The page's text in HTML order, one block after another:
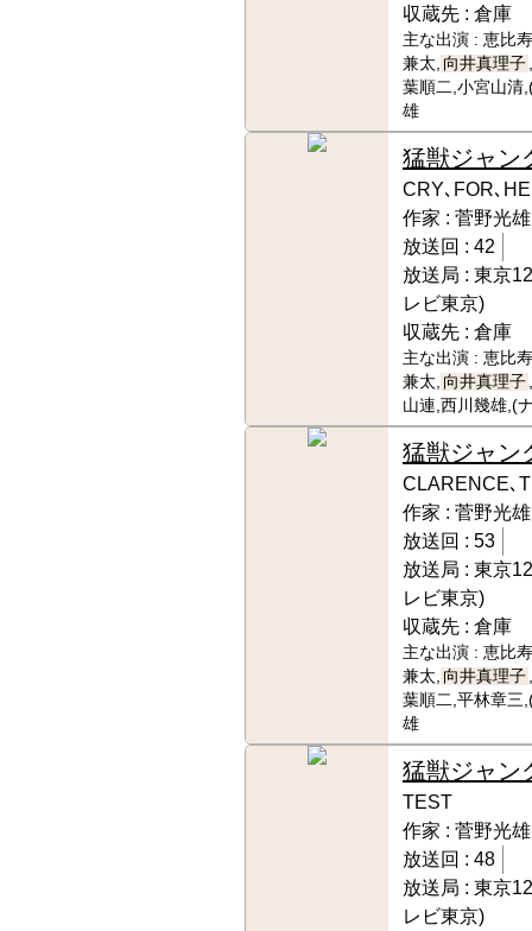
収蔵先 : 倉庫
主な出演 : 恵比
兼太, 向井真理子
葉順二,小宮山清
雄
猛獣ジャン
CRY､FOR､
作家 : 菅野光
放送回 : 42
放送局 : 東京
レビ東京)
収蔵先 : 倉庫
主な出演 : 恵比
兼太, 向井真理子
山連,西川幾雄,(
猛獣ジャン
CLARENCE､
作家 : 菅野光
放送回 : 53
放送局 : 東京
レビ東京)
収蔵先 : 倉庫
主な出演 : 恵比
兼太, 向井真理子
葉順二,平林章三
雄
猛獣ジャン
TEST
作家 : 菅野光
放送回 : 48
放送局 : 東京
レビ東京)